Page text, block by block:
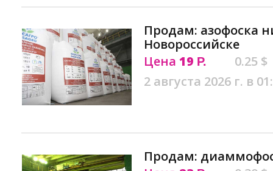
Продам: азофоска
Новороссийске
Цена 19 Р.
0.25 $
2 августа 2026 г. в
Продам: